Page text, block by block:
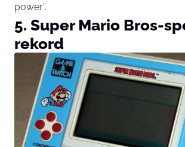
power”.
5. Super Mario Bros-
rekord